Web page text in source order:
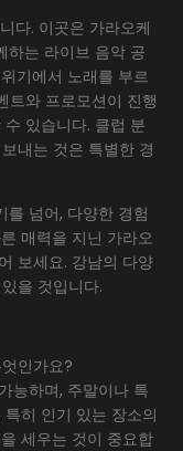
다. 이곳은 가라오케
하는 라이브 음악 공
기에서 노래를 부르
트와 프로모션이 진행
있습니다. 클럽 분
내는 것은 특별한 경
를 넘어, 다양한 경험
매력을 지닌 가라오
보세요. 강남의 다양
을 것입니다.
인가요?
능하며, 주말이나 특
히 인기 있는 장소의
세우는 것이 중요합